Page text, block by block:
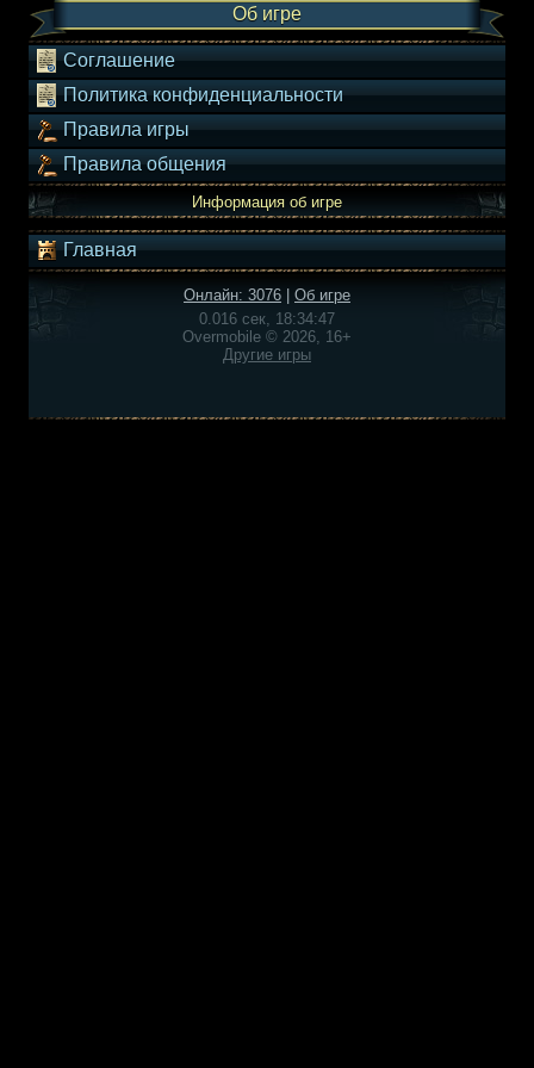
Об игре
Соглашение
Политика конфиденциальности
Правила игры
Правила общения
Информация об игре
Главная
Онлайн: 3076
Об игре
0.016 сек, 18:34:47
Overmobile © 2026, 16+
Другие игры